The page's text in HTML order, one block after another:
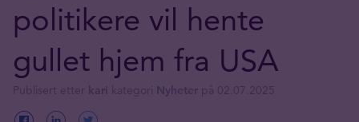
politikere vil hente
gullet hjem fra USA